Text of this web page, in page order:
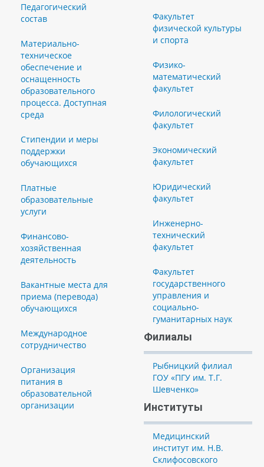
Педагогический
состав
Материально-
техническое
обеспечение и
оснащенность
образовательного
процесса. Доступная
среда
Стипендии и меры
поддержки
обучающихся
Платные
образовательные
услуги
Финансово-
хозяйственная
деятельность
Вакантные места для
приема (перевода)
обучающихся
Международное
сотрудничество
Организация
питания в
образовательной
организации
Факультет
физической культуры
и спорта
Физико-
математический
факультет
Филологический
факультет
Экономический
факультет
Юридический
факультет
Инженерно-
технический
факультет
Факультет
государственного
управления и
социально-
гуманитарных наук
Филиалы
Рыбницкий филиал
ГОУ «ПГУ им. Т.Г.
Шевченко»
Институты
Медицинский
институт им. Н.В.
Склифосовского